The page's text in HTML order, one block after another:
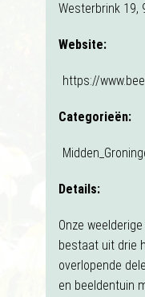
Westerbrink 19,
Website:
https://
Categorieën:
Details:
Onze
bestaat uit drie
overlopende
en beeldentuin